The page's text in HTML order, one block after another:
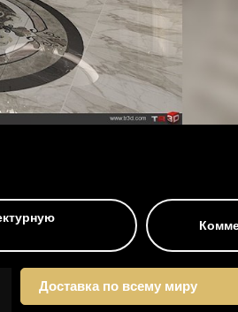
Доставка по всему миру